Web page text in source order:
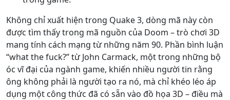
Không chỉ xuất hiện trong Quake 3, dòng mã này còn
được tìm thấy trong mã nguồn của Doom – trò chơi 3D
mang tính cách mạng từ những năm 90. Phần bình luận
“what the fuck?” từ John Carmack, một trong những bộ
óc vĩ đại của ngành game, khiến nhiều người tin rằng
ông không phải là người tạo ra nó, mà chỉ khéo léo áp
dụng một công thức đã có sẵn vào đồ họa 3D – điều mà